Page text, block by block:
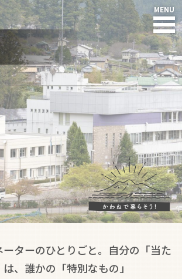
HOME
NEWS
川根本町って?
川根の人たち
住まい
仕事
暮らし
ターのひとりごと。自分の「当た
は、誰かの「特別なもの」